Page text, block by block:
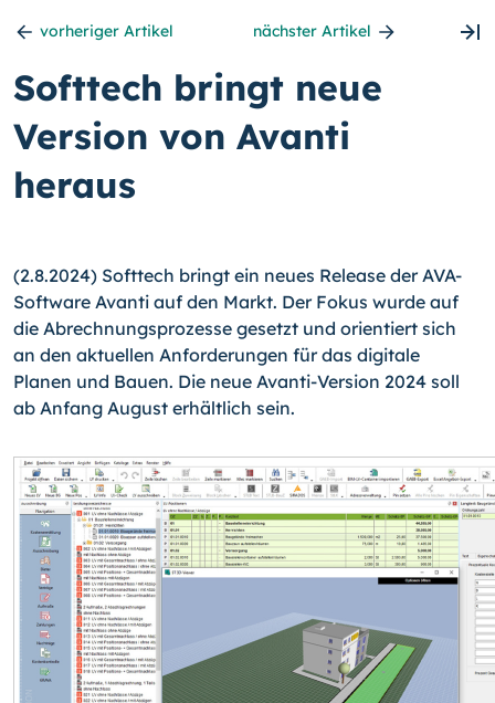
vorheriger Artikel nächster Artikel
Softtech bringt neue
Version von Avanti
heraus
(2.8.2024) Softtech bringt ein neues Release der AVA-
Software Avanti auf den Markt. Der Fokus wurde auf
die Abrechnungsprozesse gesetzt und orientiert sich
an den aktuellen Anforderungen für das digitale
Planen und Bauen. Die neue Avanti-Version 2024 soll
ab Anfang August erhältlich sein.